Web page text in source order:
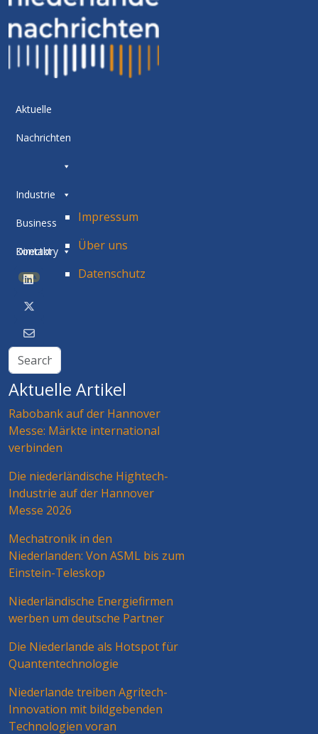
Aktuelle
Nachrichten
Industrie
Business
Directory
BETA
Kontakt
Impressum
Über uns
Datenschutz
Aktuelle Artikel
Rabobank auf der Hannover
Messe: Märkte international
verbinden
Die niederländische Hightech-
Industrie auf der Hannover
Messe 2026
Mechatronik in den
Niederlanden: Von ASML bis zum
Einstein-Teleskop
Niederländische Energiefirmen
werben um deutsche Partner
Die Niederlande als Hotspot für
Quantentechnologie
Niederlande treiben Agritech-
Innovation mit bildgebenden
Technologien voran